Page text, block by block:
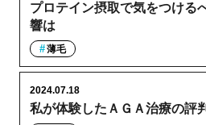
プロテイン摂取で気をつける
響は
薄毛
私が体験したＡＧＡ治療の評
2024.07.18